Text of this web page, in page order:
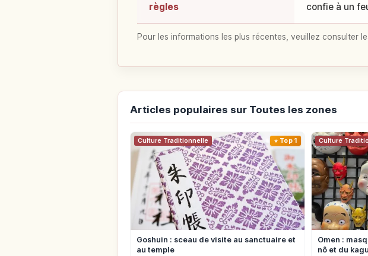
règles
confie à un
Pour les informations les plus récentes, veuillez consulter
Articles populaires sur Toutes les zones
Culture Traditionnelle Top 1
Goshuin : sceau de visite au sanctuaire et
au temple
Culture
Omen :
nô et du